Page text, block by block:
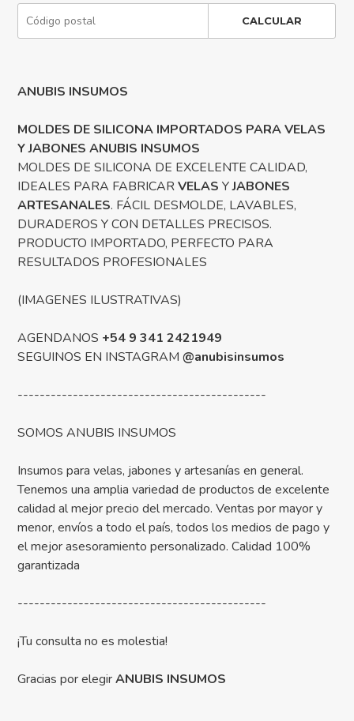
CALCULAR
ANUBIS INSUMOS
MOLDES DE SILICONA IMPORTADOS PARA VELAS
Y JABONES ANUBIS INSUMOS
MOLDES DE SILICONA DE EXCELENTE CALIDAD,
IDEALES PARA FABRICARVELAS YJABONES
ARTESANALES. FÁCIL DESMOLDE, LAVABLES,
DURADEROS Y CON DETALLES PRECISOS.
PRODUCTO IMPORTADO, PERFECTO PARA
RESULTADOS PROFESIONALES
(IMAGENES ILUSTRATIVAS)
AGENDANOS +54 9 341 2421949
SEGUINOS EN INSTAGRAM@anubisinsumos
---------------------------------------------
SOMOS ANUBIS INSUMOS
Insumos para velas, jabones y artesanías en general.
Tenemos una amplia variedad de productos de excelente
calidad al mejor precio del mercado. Ventas por mayor y
menor, envíos a todo el país, todos los medios de pago y
el mejor asesoramiento personalizado. Calidad 100%
garantizada
---------------------------------------------
¡Tu consulta no es molestia!
Gracias por elegirANUBIS INSUMOS